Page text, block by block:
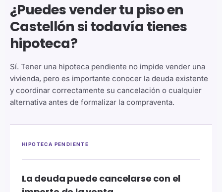
¿Puedes vender tu piso en
Castellón si todavía tienes
hipoteca?
Sí. Tener una hipoteca pendiente no impide vender una
vivienda, pero es importante conocer la deuda existente
y coordinar correctamente su cancelación o cualquier
alternativa antes de formalizar la compraventa.
HIPOTECA PENDIENTE
La deuda puede cancelarse con el